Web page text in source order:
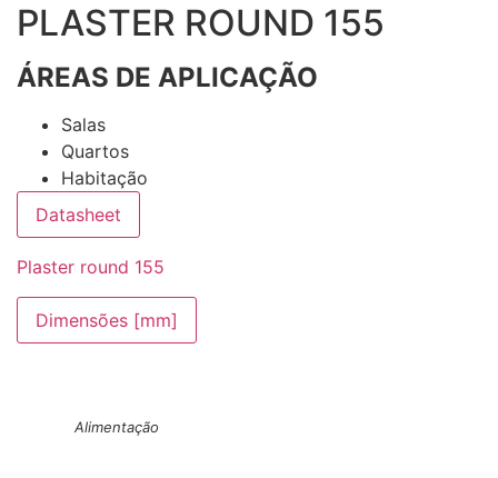
PLASTER ROUND 155
ÁREAS DE APLICAÇÃO
Salas
Quartos
Habitação
Datasheet
Plaster round 155
Dimensões [mm]
Alimentação